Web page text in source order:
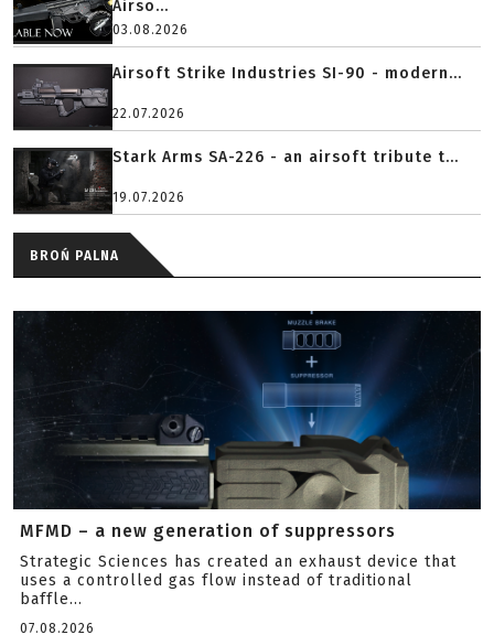
Airso...
03.08.2026
Airsoft Strike Industries SI-90 - modern...
22.07.2026
Stark Arms SA-226 - an airsoft tribute t...
19.07.2026
BROŃ PALNA
MFMD – a new generation of suppressors
Strategic Sciences has created an exhaust device that
uses a controlled gas flow instead of traditional
baffle...
07.08.2026